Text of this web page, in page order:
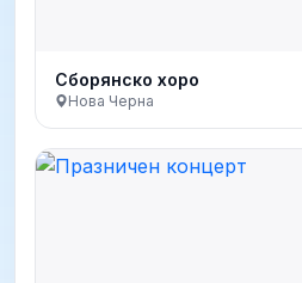
Сборянско хоро
Нова Черна